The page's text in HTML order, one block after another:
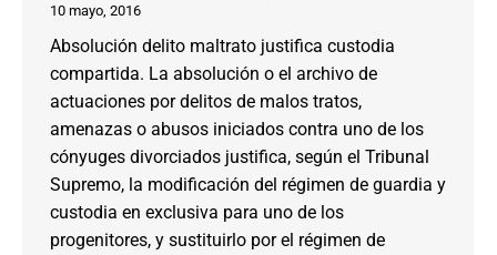
10 mayo, 2016
Absolución delito maltrato justifica custodia
compartida. La absolución o el archivo de
actuaciones por delitos de malos tratos,
amenazas o abusos iniciados contra uno de los
cónyuges divorciados justifica, según el Tribunal
Supremo, la modificación del régimen de guardia y
custodia en exclusiva para uno de los
progenitores, y sustituirlo por el régimen de